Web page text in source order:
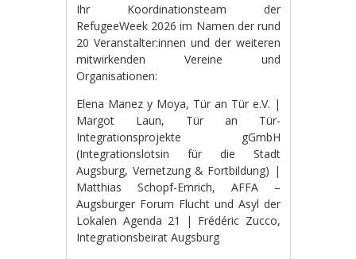
Ihr Koordinationsteam der
RefugeeWeek 2026 im Namen der rund
20 Veranstalter:innen und der weiteren
mitwirkenden Vereine und
Organisationen:
Elena Manez y Moya, Tür an Tür e.V. |
Margot Laun, Tür an Tür-
Integrationsprojekte gGmbH
(Integrationslotsin für die Stadt
Augsburg, Vernetzung & Fortbildung) |
Matthias Schopf-Emrich, AFFA –
Augsburger Forum Flucht und Asyl der
Lokalen Agenda 21 | Frédéric Zucco,
Integrationsbeirat Augsburg